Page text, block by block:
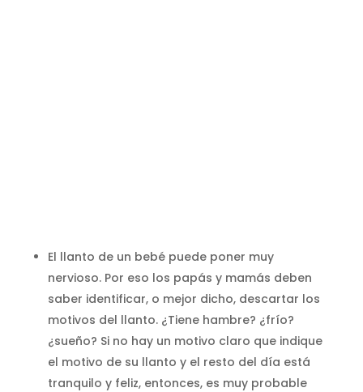
El llanto de un bebé puede poner muy
nervioso. Por eso los papás y mamás deben
saber identificar, o mejor dicho, descartar los
motivos del llanto. ¿Tiene hambre? ¿frío?
¿sueño? Si no hay un motivo claro que indique
el motivo de su llanto y el resto del día está
tranquilo y feliz, entonces, es muy probable